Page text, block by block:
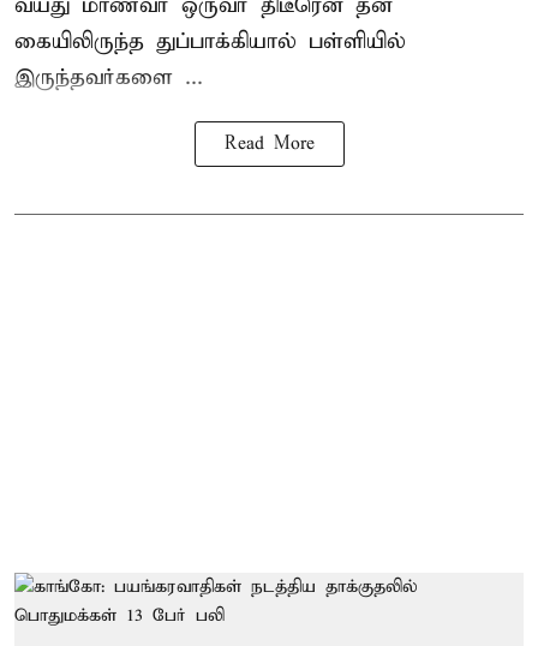
வயது மாணவர் ஒருவர் திடீரென தன்
கையிலிருந்த துப்பாக்கியால் பள்ளியில்
இருந்தவர்களை ...
Read More